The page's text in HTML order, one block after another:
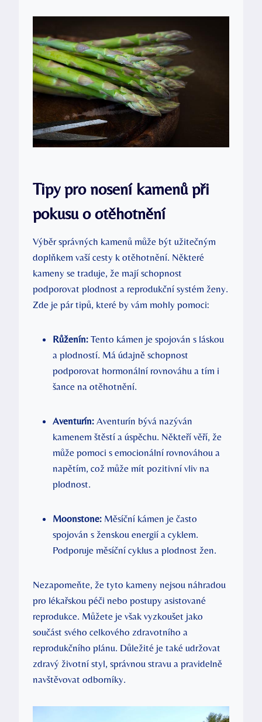
Tipy pro nosení kamenů při
pokusu o otěhotnění
Výběr správných kamenů může být užitečným
doplňkem vaší cesty k otěhotnění. Některé
kameny se traduje, že mají schopnost
podporovat plodnost a reprodukční systém ženy.
Zde je pár tipů, které by vám mohly pomoci:
Růženín: Tento kámen je spojován s láskou
a plodností. Má údajně schopnost
podporovat hormonální rovnováhu a tím i
šance na otěhotnění.
Aventurín: Aventurín bývá nazýván
kamenem štěstí a úspěchu. Někteří věří, že
může pomoci s emocionální rovnováhou a
napětím, což může mít pozitivní vliv na
plodnost.
Moonstone: Měsíční kámen je často
spojován s ženskou energií a cyklem.
Podporuje měsíční cyklus a plodnost žen.
Nezapomeňte, že tyto kameny nejsou náhradou
pro lékařskou péči nebo postupy asistované
reprodukce. Můžete je však vyzkoušet jako
součást svého celkového zdravotního a
reprodukčního plánu. Důležité je také udržovat
zdravý životní styl, správnou stravu a pravidelně
navštěvovat odborníky.